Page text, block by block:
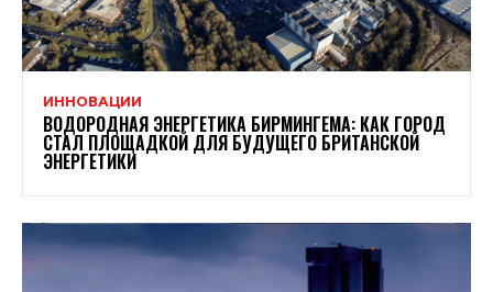
ИННОВАЦИИ
ВОДОРОДНАЯ ЭНЕРГЕТИКА БИРМИНГЕМА: КАК ГОРОД
СТАЛ ПЛОЩАДКОЙ ДЛЯ БУДУЩЕГО БРИТАНСКОЙ
ЭНЕРГЕТИКИ